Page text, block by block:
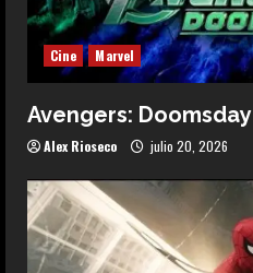
Cine Marvel
Avengers: Doomsday
Alex Rioseco julio 20, 2026